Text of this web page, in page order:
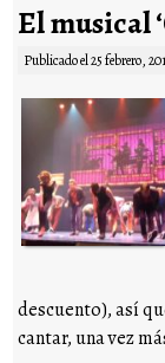
El musical
Publicado el25 febrero,
descuento), así
cantar, una vez